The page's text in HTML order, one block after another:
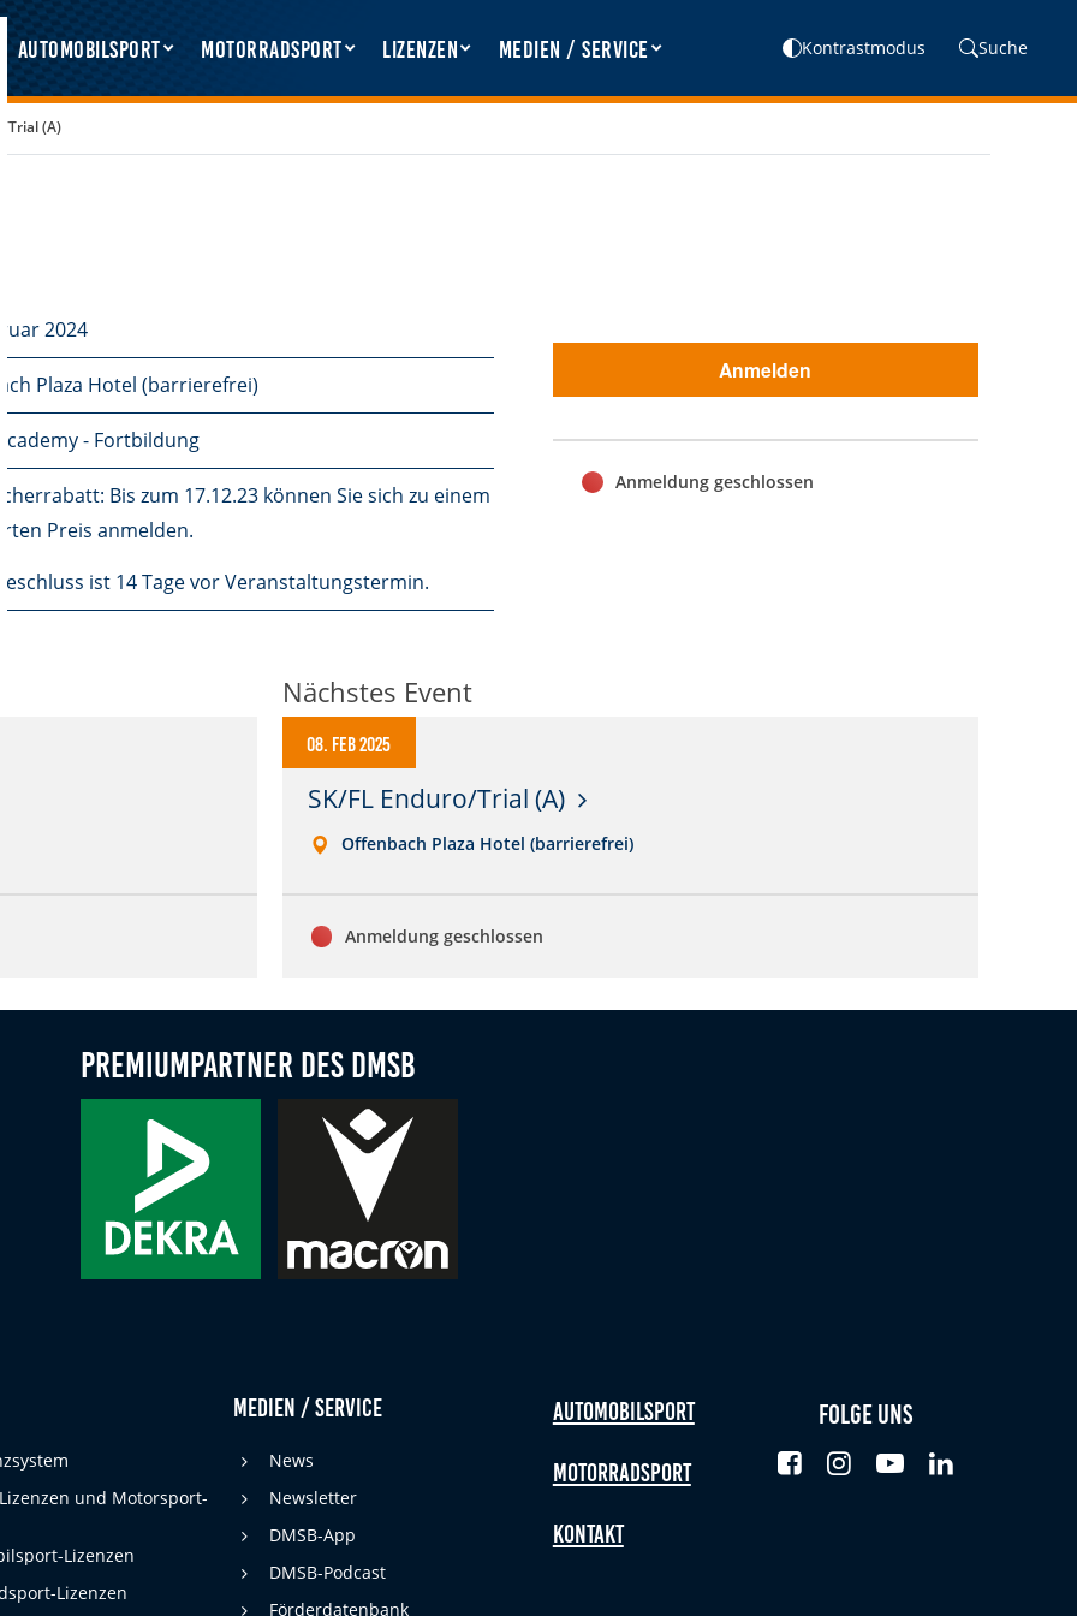
Automobilsport Motorradsport Lizenzen Medien / Service Kontrastmodus Suche
Trial (A)
2024
Plaza Hotel (barrierefrei)
Academy - Fortbildung
Bis zum 17.12.23 können Sie sich zu einem
Preis anmelden.
ist 14 Tage vor Veranstaltungstermin.
Anmelden
Anmeldung geschlossen
Nächstes Event
08. Feb 2025
SK/FL Enduro/Trial (A)
Offenbach Plaza Hotel (barrierefrei)
Anmeldung geschlossen
Premiumpartner des DMSB
und Motorsport-
Lizenzen
Lizenzen
Medien / Service
News
Newsletter
DMSB-App
DMSB-Podcast
Förderdatenbank
Automobilsport
Motorradsport
Kontakt
Folge uns